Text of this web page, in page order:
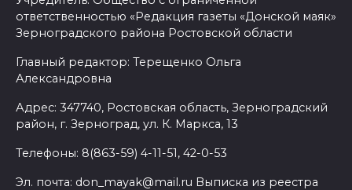
ответственностью «Редакция газеты «Донской маяк»
Зерноградского района Ростовской области
Главный редактор: Терещенко Ольга
Александровна
Адрес: 347740, Ростовская область, Зерноградский
район, г. Зерноград, ул. К. Маркса, 13
Телефоны: 8(863-59) 4-11-51, 42-0-53
Эл. почта: don_mayak@mail.ru Выписка из реестра